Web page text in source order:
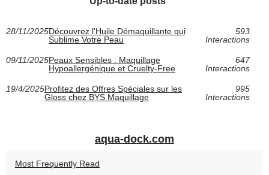
28/11/2025Découvrez l'Huile Démaquillante qui
Sublime Votre Peau
593
Interactions
09/11/2025Peaux Sensibles : Maquillage
Hypoallergénique et Cruelty-Free
647
Interactions
19/4/2025Profitez des Offres Spéciales sur les
Gloss chez BYS Maquillage
995
Interactions
aqua-dock.com
Most Frequently Read